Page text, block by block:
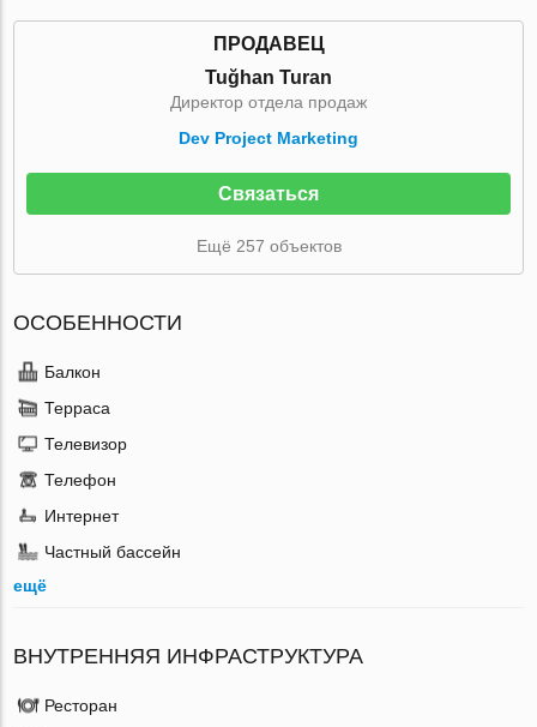
ПРОДАВЕЦ
Tuğhan Turan
Директор отдела продаж
Dev Project Marketing
Связаться
Ещё 257 объектов
ОСОБЕННОСТИ
Балкон
Терраса
Телевизор
Телефон
Интернет
Частный бассейн
ещё
ВНУТРЕННЯЯ ИНФРАСТРУКТУРА
Ресторан